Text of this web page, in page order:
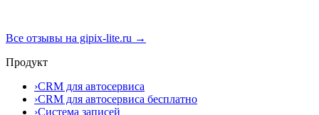
Все отзывы на gipix-lite.ru →
Продукт
›CRM для автосервиса
›CRM для автосервиса бесплатно
›Система записей